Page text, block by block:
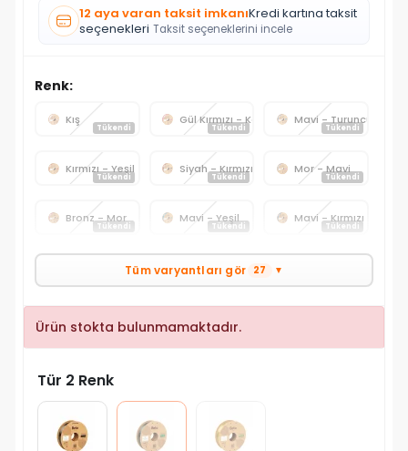
12 aya varan taksit imkanıKredi kartına taksit
seçenekleri Taksit seçeneklerini incele
Renk:
Kış
Tükendi
Gül Kırmızı - Koyu Mavi
Tükendi
Mavi - Turuncu
Tükendi
Kırmızı - Yeşil
Tükendi
Siyah - Kırmızı
Tükendi
Mor - Mavi
Tükendi
Bronz - Mor
Tükendi
Mavi - Yeşil
Tükendi
Mavi - Kırmızı
Tükendi
Tüm varyantları gör 27 ▼
Ürün stokta bulunmamaktadır.
Tür 2 Renk